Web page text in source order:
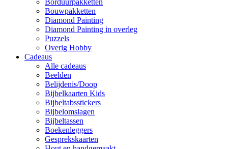
Borduurpakketten
Bouwpakketten
Diamond Painting
Diamond Painting in overleg
Puzzels
Overig Hobby
Cadeaus
Alle cadeaus
Beelden
Belijdenis/Doop
Bijbelkaarten Kids
Bijbeltabsstickers
Bijbelomslagen
Bijbeltassen
Boekenleggers
Gesprekskaarten